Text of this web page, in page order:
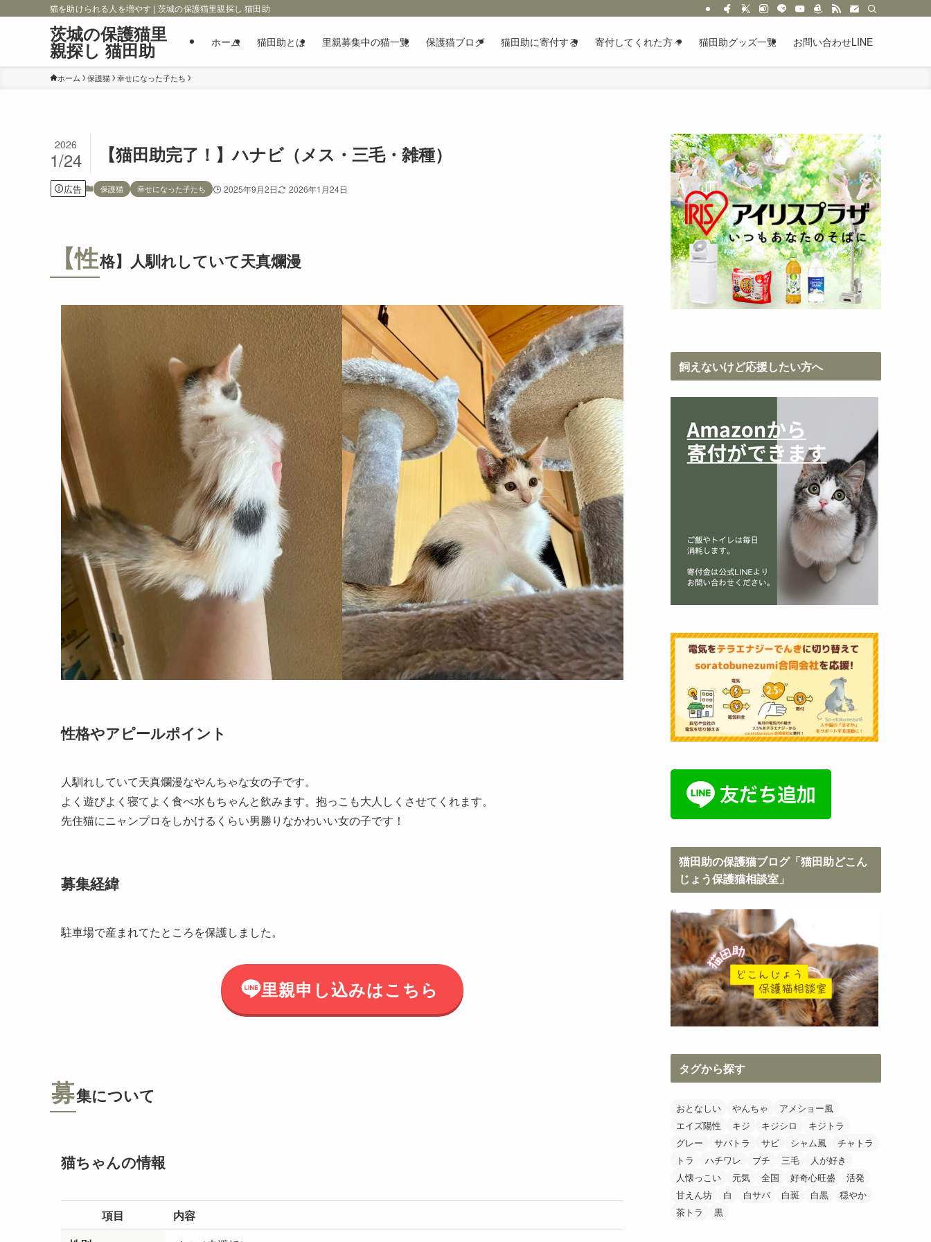
猫を助けられる人を増やす | 茨城の保護猫里親探し 猫田助
茨城の保護猫里
親探し 猫田助 ホーム 猫田助とは 里親募集中の猫一覧 保護猫ブログ 猫田助に寄付する 寄付してくれた方々 猫田助グッズ一覧 お問い合わせLINE
ホーム 保護猫 幸せになった子たち
【猫田助完了！】ハナビ（メス・三毛・雑種）
2026
1/24
広告 保護猫 幸せになった子たち 2025年9月2日 2026年1月24日
【性格】人馴れしていて天真爛漫
性格やアピールポイント
人馴れしていて天真爛漫なやんちゃな女の子です。
よく遊びよく寝てよく食べ水もちゃんと飲みます。抱っこも大人しくさせてくれます。
先住猫にニャンプロをしかけるくらい男勝りなかわいい女の子です！
募集経緯
駐車場で産まれてたところを保護しました。
里親申し込みはこちら
募集について
猫ちゃんの情報
項目
内容
飼えないけど応援したい方へ
猫田助の保護猫ブログ「猫田助どこん
じょう保護猫相談室」
タグから探す
おとなしい やんちゃ
アメショー風
エイズ陽性
キジ キジシロ
キジトラ
グレー
サバトラ サビ シャム風
チャトラ
トラ
ハチワレ ブチ 三毛
人が好き
人懐っこい
元気 全国 好奇心旺盛
活発
甘えん坊
白 白サバ 白斑 白黒
穏やか
茶トラ
黒